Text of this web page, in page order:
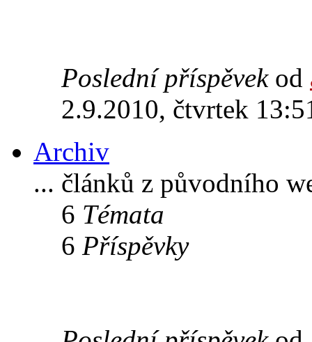
Poslední příspěvekod
2.9.2010, čtvrtek
Archiv
... článků z původního
6 Témata
6 Příspěvky